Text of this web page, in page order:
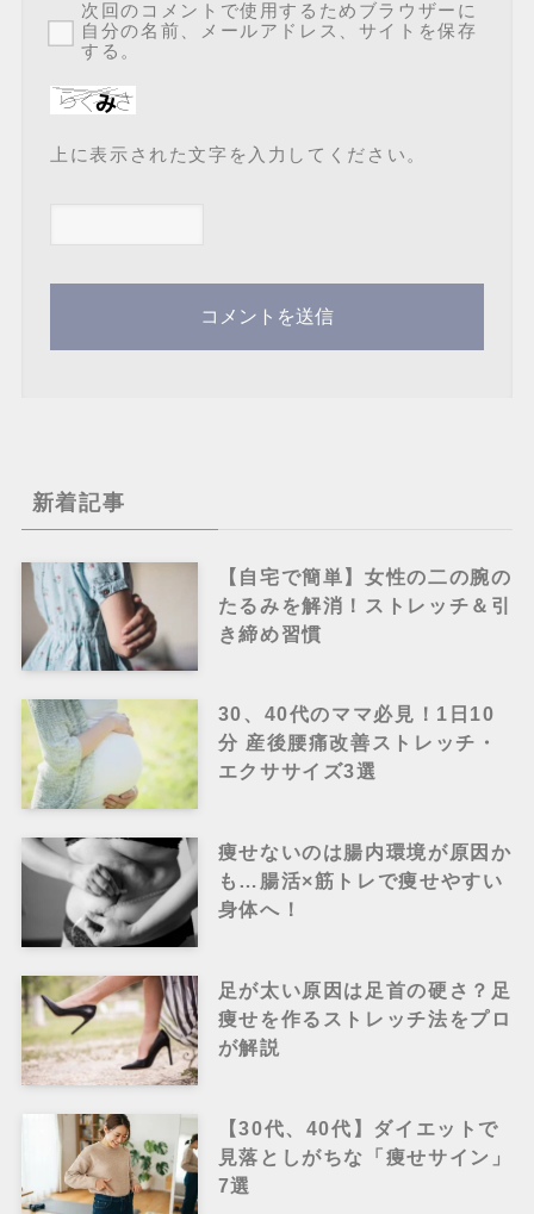
次回のコメントで使用するためブラウザーに
自分の名前、メールアドレス、サイトを保存
する。
上に表示された文字を入力してください。
新着記事
【自宅で簡単】女性の二の腕の
たるみを解消！ストレッチ＆引
き締め習慣
30、40代のママ必見！1日10
分 産後腰痛改善ストレッチ・
エクササイズ3選
痩せないのは腸内環境が原因か
も…腸活×筋トレで痩せやすい
身体へ！
足が太い原因は足首の硬さ？足
痩せを作るストレッチ法をプロ
が解説
【30代、40代】ダイエットで
見落としがちな「痩せサイン」
7選